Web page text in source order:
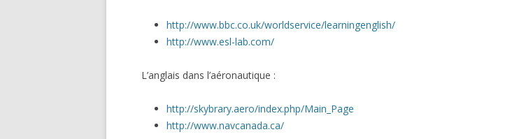
http://www.bbc.co.uk/worldservice/learningenglish/
http://www.esl-lab.com/
L’anglais dans l’aéronautique :
http://skybrary.aero/index.php/Main_Page
http://www.navcanada.ca/